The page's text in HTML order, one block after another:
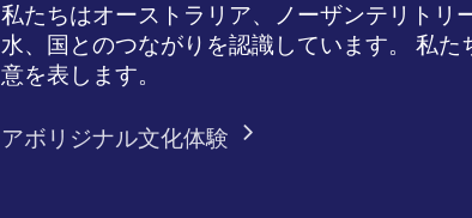
私たちはオーストラリア、ノーザンテリトリ
水、国とのつながりを認識しています。 私
意を表します。
アボリジナル文化体験